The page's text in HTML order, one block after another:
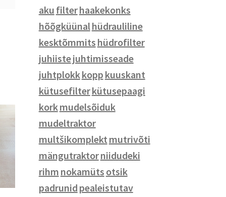
Põrandamatid
Filtrid
Märgid
Prillid
Tööriided
Meeste riided
Naiste riided
Laste riided
Mütsid
Pealeistutavad mänguasjad
Mänguasjad
Mudelsõidukid
Pusled ja lauamängud
Kotid
aku filterhaakekonks
hõõgküünalhüdrauliline
kesktõmmits hüdrofilter
juhiistejuhtimisseade
juhtplokkkopp kuuskant
kütusefilterkütusepaagi
korkmudelsõiduk
mudeltraktor
multšikomplekt mutrivõti
mängutraktorniidudeki
rihm nokamüts otsik
padrunid pealeistutav